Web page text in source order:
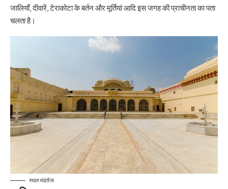
जालियाँ, दीवारें, टेराकोटा के बर्तन और मूर्तियां आदि इस जगह की प्राचीनता का पता
चलता है।
स्थल भंडारेज